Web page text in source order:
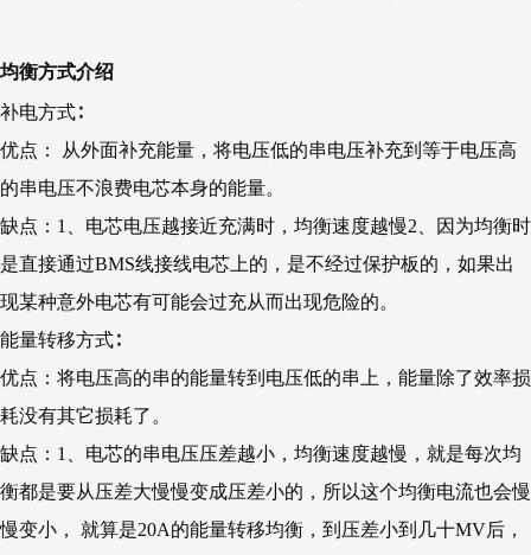
均衡方式介绍
补电方式∶
优点： 从外面补充能量，将电压低的串电压补充到等于电压高
的串电压不浪费电芯本身的能量。
缺点：1、电芯电压越接近充满时，均衡速度越慢2、因为均衡时
是直接通过BMS线接线电芯上的，是不经过保护板的，如果出
现某种意外电芯有可能会过充从而出现危险的。
能量转移方式∶
优点：将电压高的串的能量转到电压低的串上，能量除了效率损
耗没有其它损耗了。
缺点：1、电芯的串电压压差越小，均衡速度越慢，就是每次均
衡都是要从压差大慢慢变成压差小的，所以这个均衡电流也会慢
慢变小， 就算是20A的能量转移均衡，到压差小到几十MV后，